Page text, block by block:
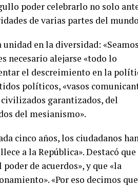
poder celebrarlo no solo
de varias partes del
en la diversidad: «Seamos
necesario alejarse «todo lo
el descreimiento en la
políticos, «vasos
garantizados, del
del mesianismo».
cinco años, los ciudadanos
a la República». Destacó que
de acuerdos», y que «la
«Por eso decimos